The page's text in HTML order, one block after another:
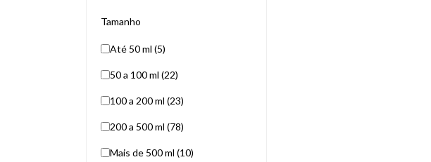
Tamanho
Até 50 ml (5)
50 a 100 ml (22)
100 a 200 ml (23)
200 a 500 ml (78)
Mais de 500 ml (10)